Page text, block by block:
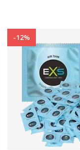
-12%